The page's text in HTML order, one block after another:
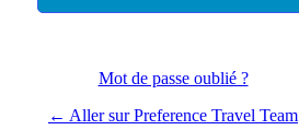
Mot de passe oublié ?
← Aller sur Preference Travel Team